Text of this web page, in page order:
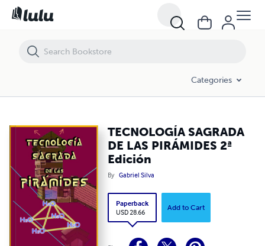
Categories
TECNOLOGÍA SAGRADA
DE LAS PIRÁMIDES 2ª
Edición
By Gabriel Silva
Paperback
USD 28.66
Add to Cart
TECNOLOGÍA SAGRADA DE LAS PIRÁMIDES 2ª Edición